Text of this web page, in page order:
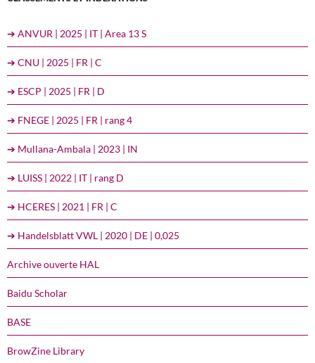
➔ ANVUR | 2025 | IT | Area 13 S
➔ CNU | 2025 | FR | C
➔ ESCP | 2025 | FR | D
➔ FNEGE | 2025 | FR | rang 4
➔ Mullana-Ambala | 2023 | IN
➔ LUISS | 2022 | IT | rang D
➔ HCERES | 2021 | FR | C
➔ Handelsblatt VWL | 2020 | DE | 0,025
Archive ouverte HAL
Baidu Scholar
BASE
BrowZine Library